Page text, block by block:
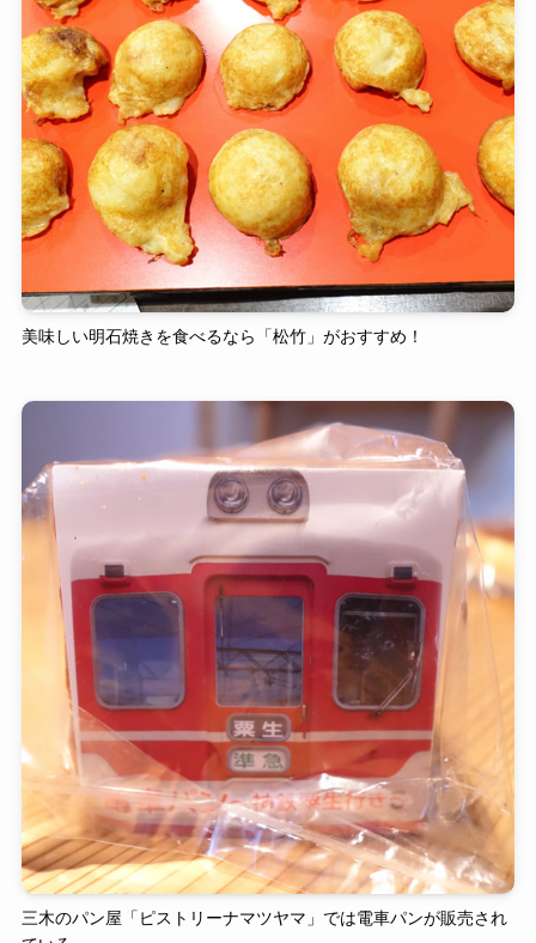
美味しい明石焼きを食べるなら「松竹」がおすすめ！
三木のパン屋「ピストリーナマツヤマ」では電車パンが販売され